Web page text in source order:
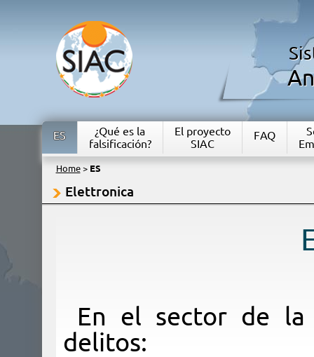
ES
¿Qué es la
falsificación?
El proyecto
SIAC
FAQ
Home> ES
Elettronica
En el sector de la
delitos: